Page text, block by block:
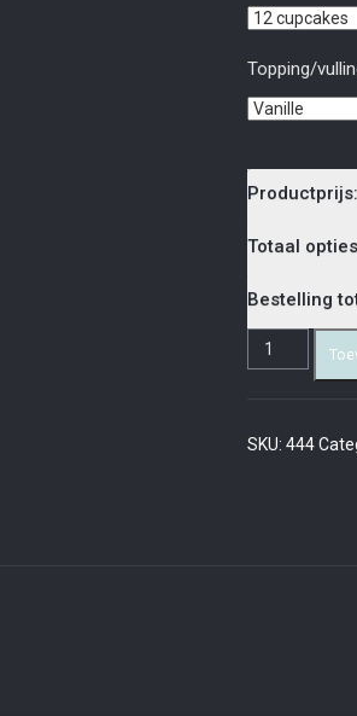
Topping/
Productprijs:
Totaal
Bestelling
SKU: 444